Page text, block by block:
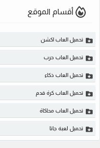
أقسام الموقع
تحميل العاب اكشن
تحميل العاب حرب
تحميل العاب ذكاء
تحميل العاب كرة قدم
تحميل العاب محاكاة
تحميل لعبة جاتا